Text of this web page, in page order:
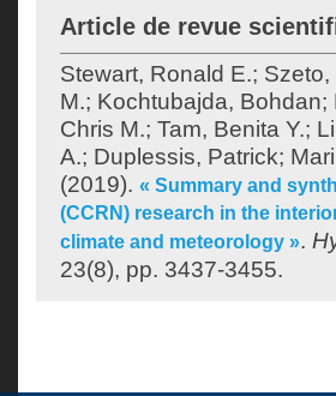
Article de revue
Stewart, Ronald E.; Szeto,
M.; Kochtubajda, Bohdan;
Chris M.; Tam, Benita Y.;
A.; Duplessis, Patrick;
(2019). « Summary and
(CCRN) research in the
climate and meteorology ».
23(8), pp. 3437-3455.